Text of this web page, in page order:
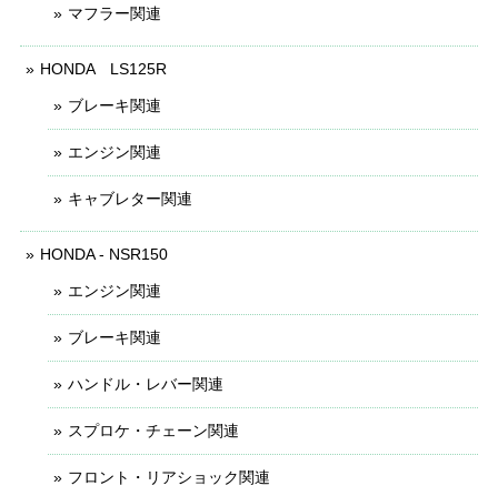
マフラー関連
HONDA LS125R
ブレーキ関連
エンジン関連
キャブレター関連
HONDA - NSR150
エンジン関連
ブレーキ関連
ハンドル・レバー関連
スプロケ・チェーン関連
フロント・リアショック関連